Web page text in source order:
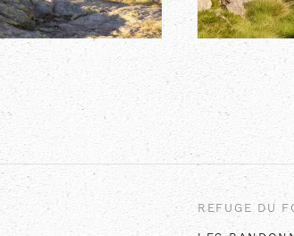
REFUGE DU